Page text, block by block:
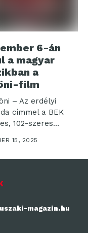
6-án
a magyar
a
film
– Az erdélyi
címmel a BEK
102-szeres
15, 2025
magazin.hu